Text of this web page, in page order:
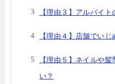
【理由３】アルバイ
【理由４】店舗でい
【理由５】ネイルや
い？